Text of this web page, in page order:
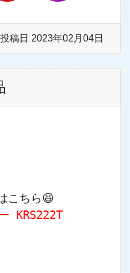
投稿日 2023年02月04日
こちら😆
KRS222T